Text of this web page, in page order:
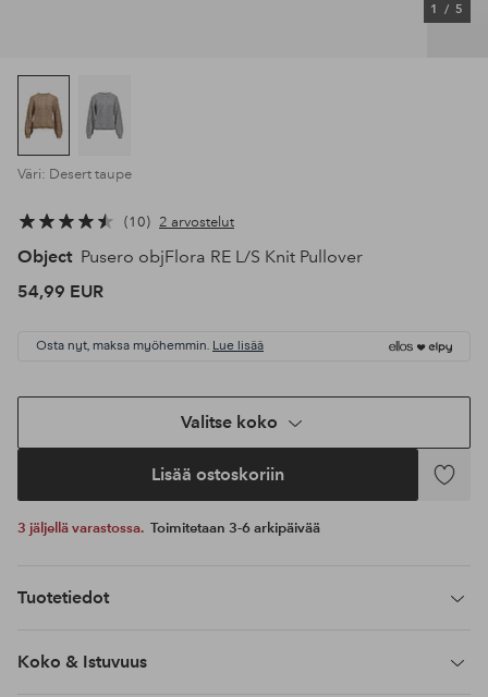
1 / 5
Väri: Desert taupe
10 2 arvostelut
Object Pusero objFlora RE L/S Knit Pullover
54,99 EUR
Osta nyt, maksa myöhemmin. Lue lisää
Valitse koko
Lisää ostoskoriin
Lisää
3 jäljellä varastossa. Toimitetaan 3-6 arkipäivää
Tuotetiedot
Koko & Istuvuus